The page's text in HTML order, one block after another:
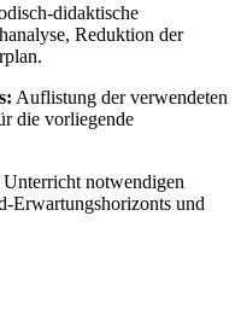
didaktische
Reduktion der
Auflistung der verwendeten
die vorliegende
notwendigen
Erwartungshorizonts und